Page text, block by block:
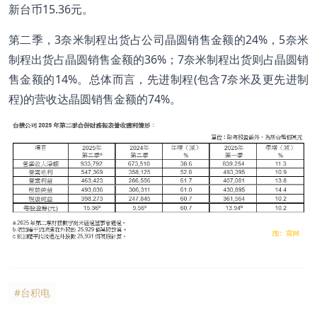
新台币15.36元。
第二季，3奈米制程出货占公司晶圆销售金额的24%，5奈米
制程出货占晶圆销售金额的36%；7奈米制程出货则占晶圆销
售金额的14%。总体而言，先进制程(包含7奈米及更先进制
程)的营收达晶圆销售金额的74%。
#台积电